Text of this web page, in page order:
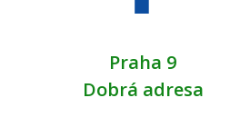
Praha 9
Dobrá adresa